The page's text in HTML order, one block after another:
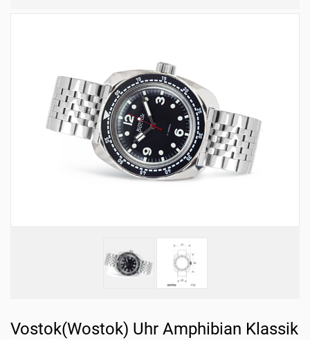
Vostok(Wostok) Uhr Amphibian Klassik